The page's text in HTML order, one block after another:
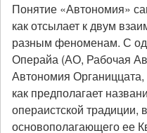
Понятие «Автономия»
как отсылает к двум
разным феноменам. С
Операйа (АО, Рабочая
Автономия
как предполагает
операистской традиции,
основополагающего ее